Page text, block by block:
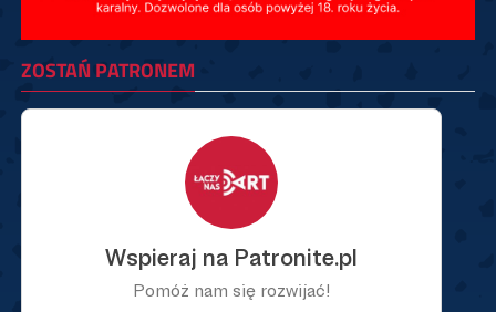
ZOSTAŃ PATRONEM